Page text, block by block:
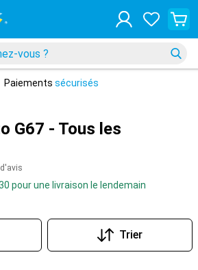
Paiements sécurisés
G67 - Tous les
pour une livraison le lendemain
Trier